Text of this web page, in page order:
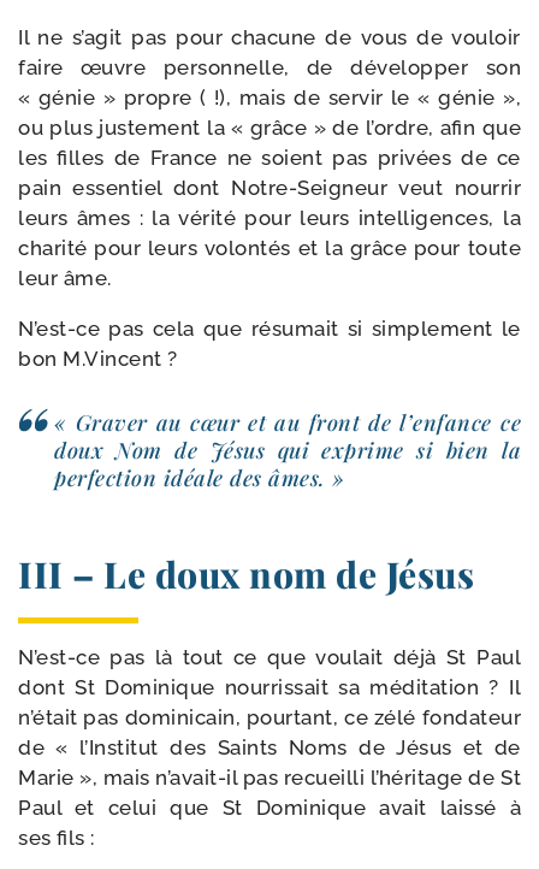
Il ne s’agit pas pour cha­cune de vous de vou­loir
faire œuvre per­son­nelle, de déve­lop­per son
« génie » propre ( !), mais de ser­vir le « génie »,
ou plus jus­te­ment la « grâce » de l’ordre, afin que
les filles de France ne soient pas pri­vées de ce
pain essen­tiel dont Notre-​Seigneur veut nour­rir
leurs âmes : la véri­té pour leurs intel­li­gences, la
cha­ri­té pour leurs volon­tés et la grâce pour toute
leur âme.
N’est-ce pas cela que résu­mait si sim­ple­ment le
bon M.Vincent ?
« Graver au cœur et au front de l’enfance ce
doux Nom de Jésus qui exprime si bien la
per­fec­tion idéale des âmes. »
III – Le doux nom de Jésus
N’est-ce pas là tout ce que vou­lait déjà St Paul
dont St Dominique nour­ris­sait sa médi­ta­tion ? Il
n’était pas domi­ni­cain, pour­tant, ce zélé fon­da­teur
de « l’Institut des Saints Noms de Jésus et de
Marie », mais n’avait-il pas recueilli l’héritage de St
Paul et celui que St Dominique avait lais­sé à
ses fils :